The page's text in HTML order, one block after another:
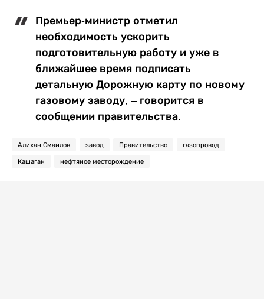
Премьер-министр отметил
необходимость ускорить
подготовительную работу и уже в
ближайшее время подписать
детальную Дорожную карту по новому
газовому заводу, – говорится в
сообщении правительства.
Алихан Смаилов завод Правительство газопровод
Кашаган нефтяное месторождение